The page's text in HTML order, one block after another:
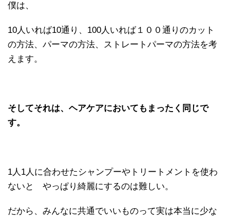
僕は、
10人いれば10通り、100人いれば１００通りのカット
の方法、パーマの方法、ストレートパーマの方法を考
えます。
そしてそれは、ヘアケアにおいてもまったく同じで
す。
1人1人に合わせたシャンプーやトリートメントを使わ
ないと やっぱり綺麗にするのは難しい。
だから、みんなに共通でいいものって実は本当に少な